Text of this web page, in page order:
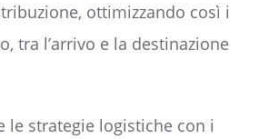
ottimizzando così i
tra l’arrivo e la destinazione
le strategie logistiche con i